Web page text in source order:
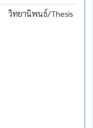
วิทยานิพนธ์/Thesis